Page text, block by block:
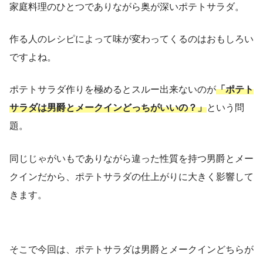
家庭料理のひとつでありながら奥が深いポテトサラダ。
作る人のレシピによって味が変わってくるのはおもしろい
ですよね。
ポテトサラダ作りを極めるとスルー出来ないのが「ポテト
サラダは男爵とメークインどっちがいいの？」という問
題。
同じじゃがいもでありながら違った性質を持つ男爵とメー
クインだから、ポテトサラダの仕上がりに大きく影響して
きます。
そこで今回は、ポテトサラダは男爵とメークインどちらが